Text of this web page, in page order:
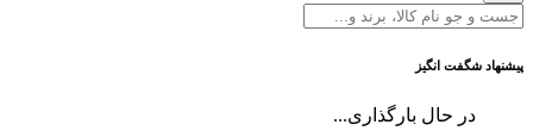
پیشنهاد شگفت انگیز
در حال بارگذاری...